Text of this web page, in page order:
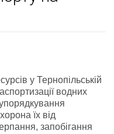
у Тернопільській
водних
їх від
запобігання